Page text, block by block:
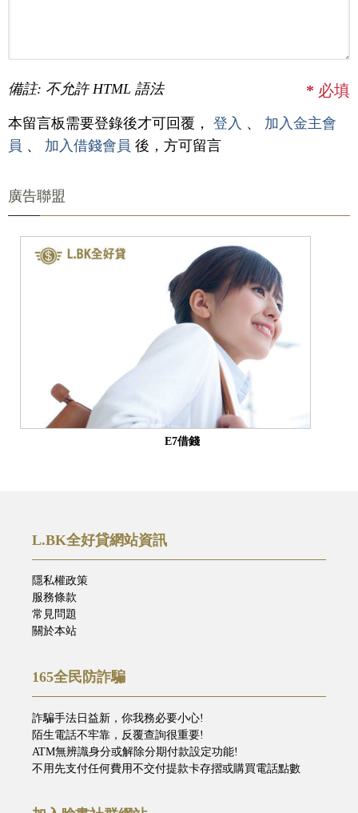
備註: 不允許 HTML 語法 * 必填
本留言板需要登錄後才可回覆， 登入 、 加入金主會
員 、 加入借錢會員 後，方可留言
廣告聯盟
E7借錢
L.BK全好貸網站資訊
隱私權政策
服務條款
常見問題
關於本站
165全民防詐騙
詐騙手法日益新，你我務必要小心!
陌生電話不牢靠，反覆查詢很重要!
ATM無辨識身分或解除分期付款設定功能!
不用先支付任何費用不交付提款卡存摺或購買電話點數